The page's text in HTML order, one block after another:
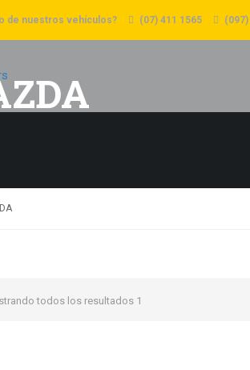
de nuestros vehículos? (07) 411 1565
todos los resultados 1